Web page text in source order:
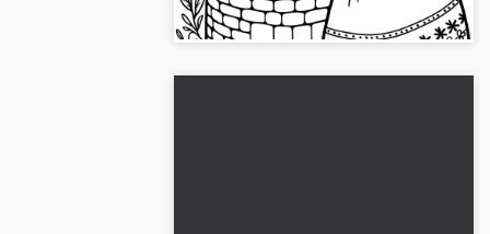
in te kleuren!...